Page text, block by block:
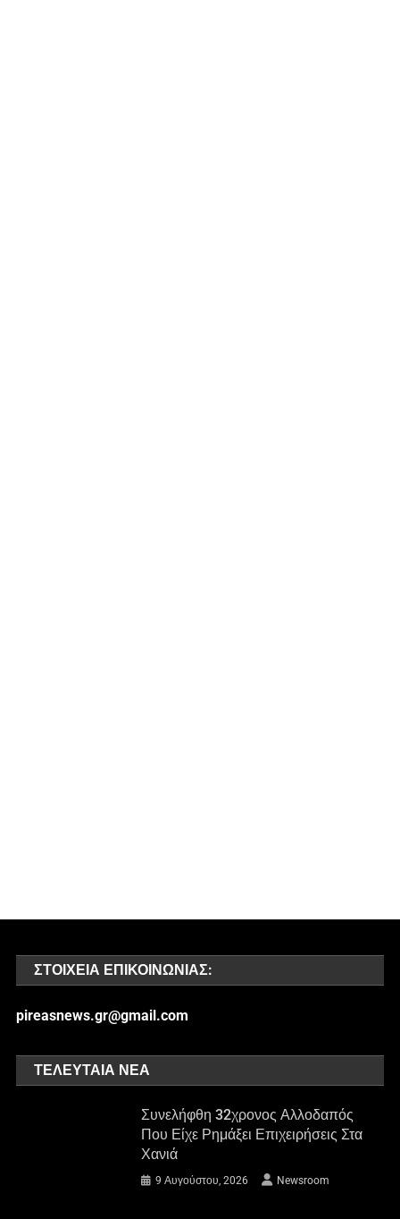
ΣΤΟΙΧΕΊΑ ΕΠΙΚΟΙΝΩΝΊΑΣ:
pireasnews.gr@gmail.com
ΤΕΛΕΥΤΑΊΑ ΝΈΑ
Συνελήφθη 32χρονος Αλλοδαπός
Που Είχε Ρημάξει Επιχειρήσεις Στα
Χανιά
9 Αυγούστου, 2026 Newsroom